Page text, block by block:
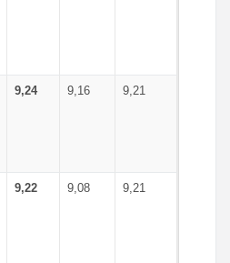
9,24 9,16 9,21
9,22 9,08 9,21